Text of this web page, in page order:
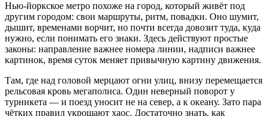
Нью‑йоркское метро похоже на город, который живёт под
другим городом: свои маршруты, ритм, повадки. Оно шумит,
дышит, временами ворчит, но почти всегда довозит туда, куда
нужно, если понимать его знаки. Здесь действуют простые
законы: направление важнее номера линии, надписи важнее
картинок, время суток меняет привычную картину движения.
Там, где над головой мерцают огни улиц, внизу перемещается
рельсовая кровь мегаполиса. Один неверный поворот у
турникета — и поезд уносит не на север, а к океану. Зато пара
чётких правил укрощают хаос. Достаточно знать, как